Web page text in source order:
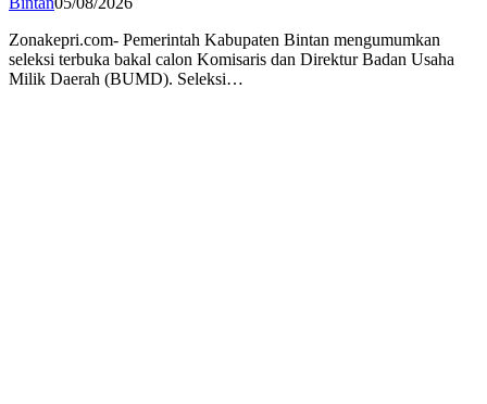
Zonakepri.com- Pemerintah Kabupaten Bintan mengumumkan
seleksi terbuka bakal calon Komisaris dan Direktur Badan Usaha
Milik Daerah (BUMD). Seleksi…